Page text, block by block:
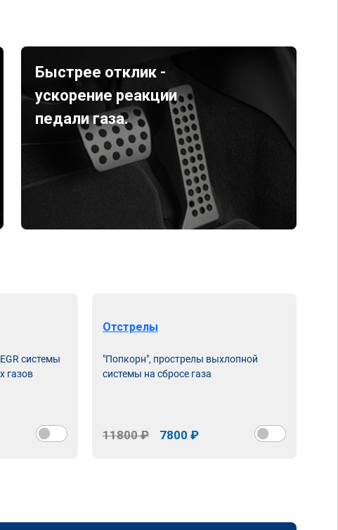
Быстрее отклик -
ускорение реакции
педали газа.
системы
газов
Отстрелы
"Попкорн", прострелы выхлопной
системы на сбросе газа
11800 ₽ 7800 ₽